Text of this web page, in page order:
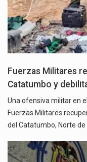
Fuerzas Militares
Catatumbo y
Una ofensiva militar en
Fuerzas Militares
del Catatumbo, Norte de